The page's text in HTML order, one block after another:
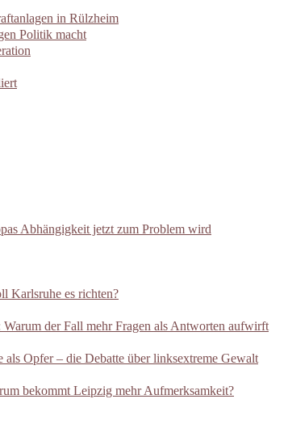
in Rülzheim
Politik macht
Abhängigkeit jetzt zum Problem wird
Karlsruhe es richten?
der Fall mehr Fragen als Antworten aufwirft
Opfer – die Debatte über linksextreme Gewalt
bekommt Leipzig mehr Aufmerksamkeit?